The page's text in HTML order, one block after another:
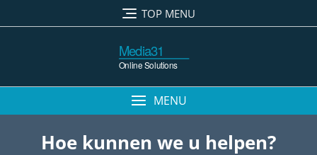
naar
TOP MENU
MENU
Hoe kunnen we u helpen?